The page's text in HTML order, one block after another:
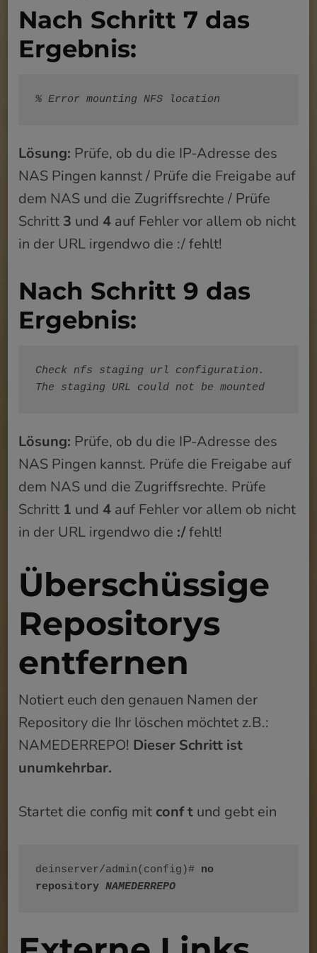
Nach Schritt 7 das
Ergebnis:
% Error mounting NFS location
Lösung: Prüfe, ob du die IP-Adresse des
NAS Pingen kannst / Prüfe die Freigabe auf
dem NAS und die Zugriffsrechte / Prüfe
Schritt 3 und 4 auf Fehler vor allem ob nicht
in der URL irgendwo die :/ fehlt!
Nach Schritt 9 das
Ergebnis:
Check nfs staging url configuration.
The staging URL could not be mounted
Lösung: Prüfe, ob du die IP-Adresse des
NAS Pingen kannst. Prüfe die Freigabe auf
dem NAS und die Zugriffsrechte. Prüfe
Schritt 1 und 4 auf Fehler vor allem ob nicht
in der URL irgendwo die :/fehlt!
Überschüssige
Repositorys
entfernen
Notiert euch den genauen Namen der
Repository die Ihr löschen möchtet z.B.:
NAMEDERREPO! Dieser Schritt ist
unumkehrbar.
Startet die config mit conf t und gebt ein
deinserver/admin(config)# no
repository NAMEDERREPO